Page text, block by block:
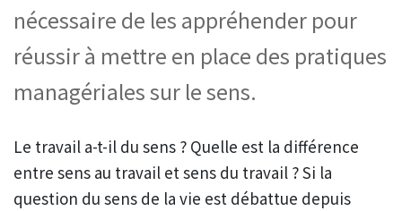
nécessaire de les appréhender pour
réussir à mettre en place des pratiques
managériales sur le sens.
Le travail a-t-il du sens ? Quelle est la différence
entre sens au travail et sens du travail ? Si la
question du sens de la vie est débattue depuis